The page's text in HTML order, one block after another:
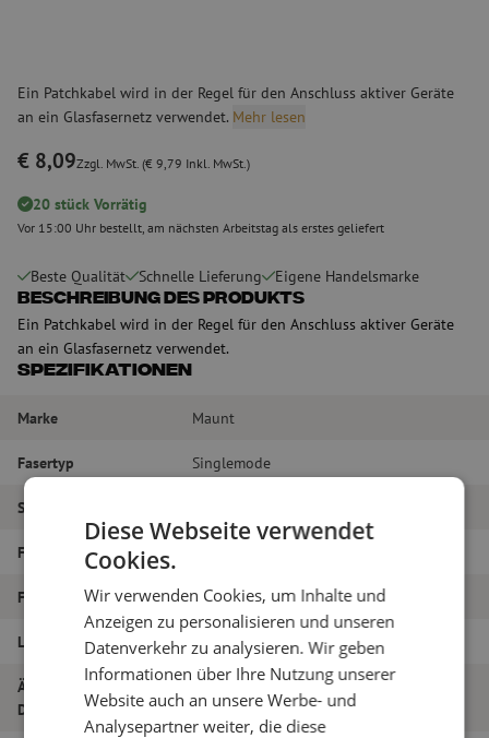
Ein Patchkabel wird in der Regel für den Anschluss aktiver Geräte
an ein Glasfasernetz verwendet. Mehr lesen
€ 8,09Zzgl. MwSt. (€ 9,79 Inkl. MwSt.)
20 stück Vorrätig
Vor 15:00 Uhr bestellt, am nächsten Arbeitstag als erstes geliefert
Beste Qualität Schnelle Lieferung Eigene Handelsmarke
Beschreibung des Produkts
Ein Patchkabel wird in der Regel für den Anschluss aktiver Geräte
an ein Glasfasernetz verwendet.
Spezifikationen
Marke Maunt
Fasertyp Singlemode
Steckertyp
Faser-Typ
Faseranzahl Duplex
Länge 7m
Äußerer
Durchmesser (mm)
1.8
Diese Webseite verwendet
Cookies.
Wir verwenden Cookies, um Inhalte und
Anzeigen zu personalisieren und unseren
Datenverkehr zu analysieren. Wir geben
Informationen über Ihre Nutzung unserer
Website auch an unsere Werbe- und
Analysepartner weiter, die diese